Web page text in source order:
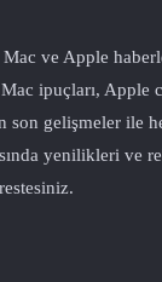
ve Apple
ipuçları, Apple
son gelişmeler ile
yenilikleri ve